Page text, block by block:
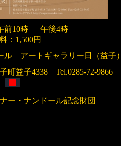
前10時 ― 午後4時
： 1,500円
ル アートギャラリー日（益子）
町益子4338 Tel.0285-72-9866
ー・ナンドール記念財団